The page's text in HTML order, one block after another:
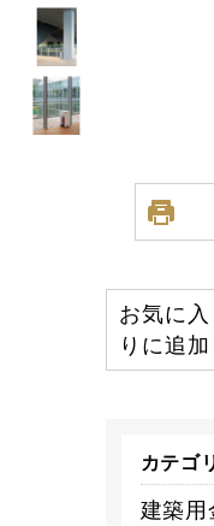
お気に入
りに追加
カテゴ
建築